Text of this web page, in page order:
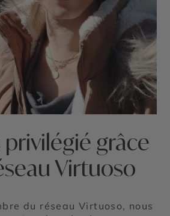
privilégié grâce
Virtuoso
du réseau Virtuoso, nous